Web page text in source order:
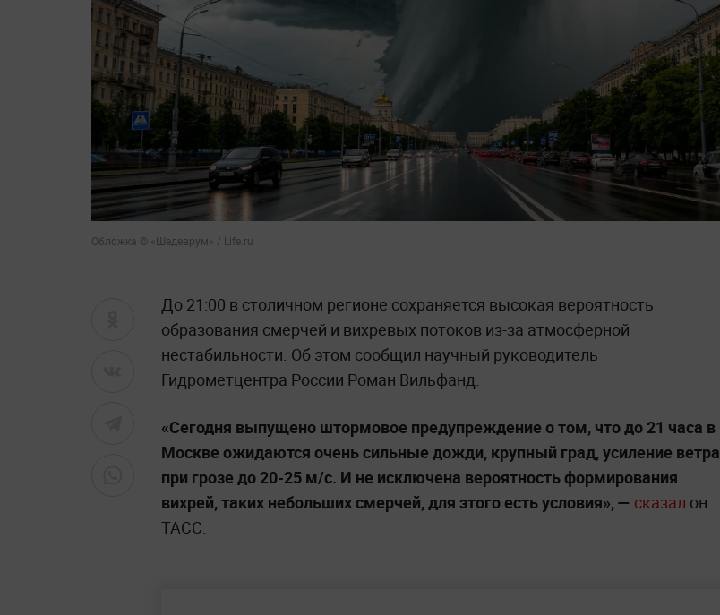
Обложка © «Шедеврум» / Life.ru
До 21:00 в столичном регионе сохраняется высокая вероятность
образования смерчей и вихревых потоков из-за атмосферной
нестабильности. Об этом сообщил научный руководитель
Гидрометцентра России Роман Вильфанд.
«Сегодня выпущено штормовое предупреждение о том, что до 21 часа в
Москве ожидаются очень сильные дожди, крупный град, усиление ветра
при грозе до 20-25 м/с. И не исключена вероятность формирования
вихрей, таких небольших смерчей, для этого есть условия», — сказал он
ТАСС.